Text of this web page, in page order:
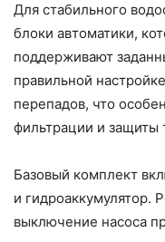
Для стабильного
блоки автоматики,
поддерживают
правильной
перепадов, что
фильтрации и защиты
Базовый комплект
и гидроаккумулятор.
выключение насоса